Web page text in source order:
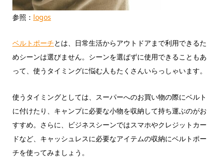
参照： logos
ベルトポーチとは、日常生活からアウトドアまで利用できるた
めシーンは選びません。シーンを選ばずに使用できることもあ
って、使うタイミングに悩む人もたくさんいらっしゃいます。
使うタイミングとしては、スーパーへのお買い物の際にベルト
に付けたり、キャンプに必要な小物を収納して持ち運ぶのがお
すすめ。さらに、ビジネスシーンではスマホやクレジットカー
ドなど、キャッシュレスに必要なアイテムの収納にベルトポー
チを使ってみましょう。